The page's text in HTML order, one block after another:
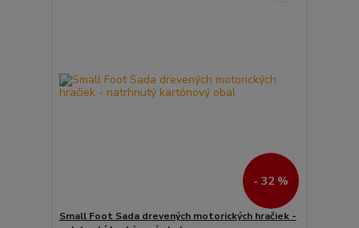
- 32 %
Small Foot Sada drevených motorických hračiek -